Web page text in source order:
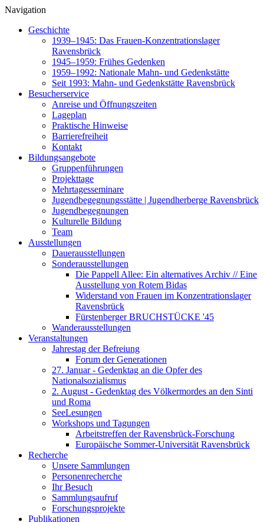
Navigation
Geschichte
1939–1945: Das Frauen-Konzentrationslager
Ravensbrück
1945–1959: Frühes Gedenken
1959–1992: Nationale Mahn- und Gedenkstätte
Seit 1993: Mahn- und Gedenkstätte Ravensbrück
Besucherservice
Anreise und Öffnungszeiten
Lageplan
Praktische Hinweise
Barrierefreiheit
Kontakt
Bildungsangebote
Gruppenführungen
Projekttage
Mehrtagesseminare
Jugendbegegnungsstätte | Jugendherberge Ravensbrück
Jugendbegegnungen
Kulturelle Bildung
Team
Ausstellungen
Dauerausstellungen
Sonderausstellungen
Die Pappell Allee: Ein alternatives Archiv // Eine
Ausstellung von Rotem Bidas
Widerstand von Frauen im Konzentrationslager
Ravensbrück
Fürstenberger BRUCHSTÜCKE '45
Wanderausstellungen
Veranstaltungen
Jahrestag der Befreiung
Forum der Generationen
27. Januar - Gedenktag an die Opfer des
Nationalsozialismus
2. August - Gedenktag des Völkermordes an den Sinti
und Roma
SeeLesungen
Workshops und Tagungen
Arbeitstreffen der Ravensbrück-Forschung
Europäische Sommer-Universität Ravensbrück
Recherche
Unsere Sammlungen
Personenrecherche
Ihr Besuch
Sammlungsaufruf
Forschungsprojekte
Publikationen